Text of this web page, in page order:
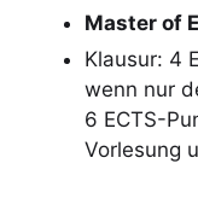
Master of
Klausur: 4
wenn nur
6 ECTS-
Vorlesung